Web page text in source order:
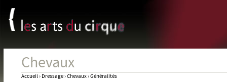
Chevaux
Accueil› Dressage›Chevaux›Généralités
Panneau de gestion des cookies